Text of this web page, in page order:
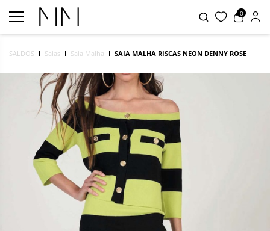
0
SALDOS Saias Saia Malha SAIA MALHA RISCAS NEON DENNY ROSE